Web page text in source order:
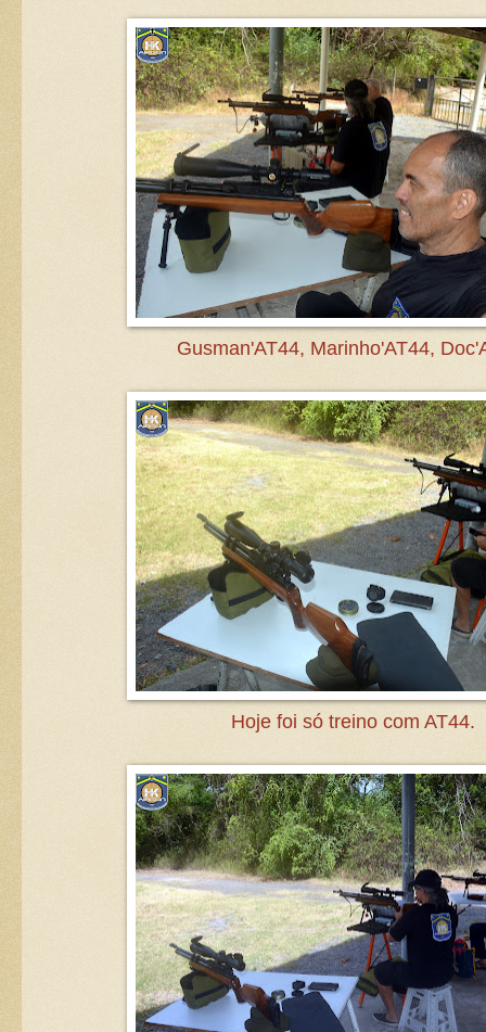
Gusman'AT44, Marinho'AT44,
Hoje foi só treino com AT44.